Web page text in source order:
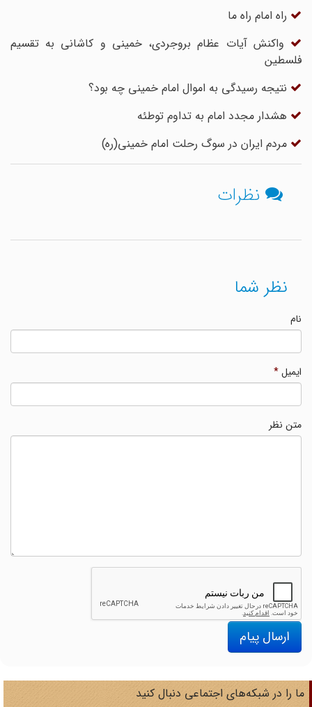
راه امام راه ما
واکنش آیات عظام بروجردی، خمینی و کاشانی به تقسیم
فلسطین
نتیجه رسیدگی به اموال امام خمینی چه بود؟
هشدار مجدد امام به تداوم توطئه
مردم ایران در سوگ رحلت امام خمینی(ره)
نظرات
نظر شما
ایمیل*
متن نظر
ارسال پیام
را در شبکه‌های اجتماعی دنبال کنید